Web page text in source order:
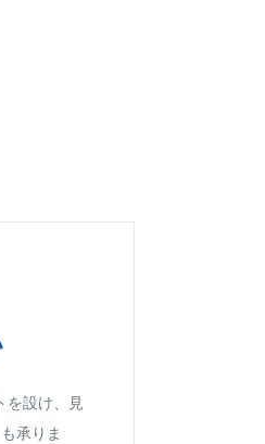
を設け、見
承りま